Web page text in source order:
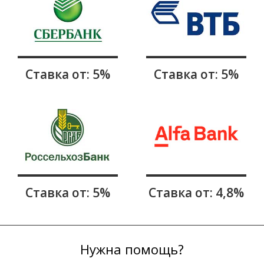
Ставка от: 5% Ставка от: 5%
Ставка от: 5% Ставка от: 4,8%
Нужна помощь?